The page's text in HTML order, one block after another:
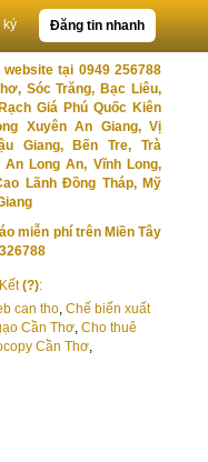
Đăng tin nhanh
ký
website tại 0949 256788
Sóc Trăng, Bạc Liêu,
Giá Phú Quốc Kiên
Xuyên An Giang, Vị
Giang, Bến Tre, Trà
An Long An, Vĩnh Long,
Lãnh Đồng Tháp, Mỹ
miễn phí trên Miền Tây
(?):
can tho, Chế biến xuất
Cần Thơ, Cho thuê
Cần Thơ,